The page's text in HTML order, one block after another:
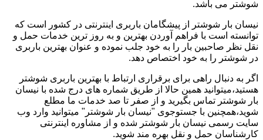
شوشتر می باشد.
نیسان بار شوشتر از پیشگامان باربری اینترنتی در کشور است که
توانسته است با فراهم آوردن بهترین و به روز ترین خدمات حمل و
نقل نظر صاحبین بار را به خود جلب نموده و عنوان بهترین باربری
در شوشتر را به خود اختصاص دهد.
اگر به دنبال راهی برای برقراری ارتباط با بهترین باربری شوشتر
هستید،میتوانید همین حالا از طریق شماره های درج شده با نیسان
بار شوشتر تماس بگیرید و از صفر تا صد خدمات ما مطلع
شوید،همچنین با جستوجوی "نیسان بار شوشتر" میتوانید وارد وب
سایت رسمی نیسان بار شوشتر شده و از مشاوره اینترنتی
کارشناسان حمل و نقل بهره مند شوید.